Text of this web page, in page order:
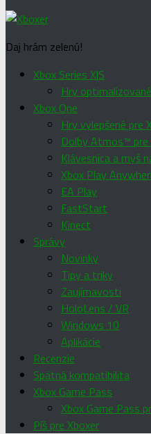
Daj hrám zelenú!
Xbox Series X|S
Hry
Xbox One
Hry vylepšené pre
Dolby Atmos™ pre
Klávesnica a myš
Xbox Play
EA Play
FastStart
Kinect
Správy
Novinky
Tipy a triky
Zaujímavosti
HoloLens / VR
Windows 10
Aplikácie
Recenzie
Spätná kompatibilita
Xbox Game Pass
Xbox Game Pass
Píš pre Xboxer